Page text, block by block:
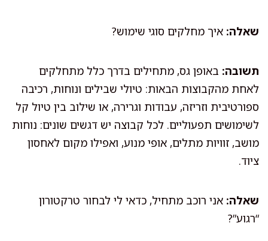
שאלה: איך מחלקים סוגי שימוש?
תשובה: באופן גס, מתחילים בדרך כלל מתחלקים
לאחת מהקבוצות הבאות: טיולי שבילים ונוחות, רכיבה
ספורטיבית וזריזה, עבודות וגרירה, או שילוב בין טיול קל
לשימושים תפעוליים. לכל קבוצה יש דגשים שונים: נוחות
מושב, זוויות מתלים, אופי מנוע, ואפילו מקום לאחסון
ציוד.
שאלה: אני רוכב מתחיל, כדאי לי לבחור טרקטורון
“רגוע”?